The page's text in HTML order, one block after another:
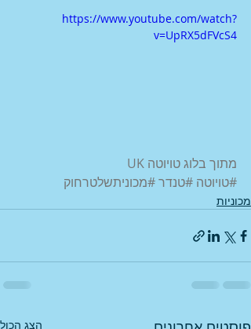
https://www.youtube.com/watch?
v=UpRX5dFVcS4
מתוך בלוג טויוטה UK
#טויוטה #טנדר#מכוניתשלטרחוק
מכוניות
הצג הכול